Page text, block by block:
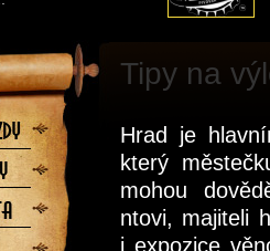
Tipy na
Hrad je
který
mohou
ntovi, majiteli
i expozice
Akce
pro
zájezdy
Tipy
výlety
Historie
města